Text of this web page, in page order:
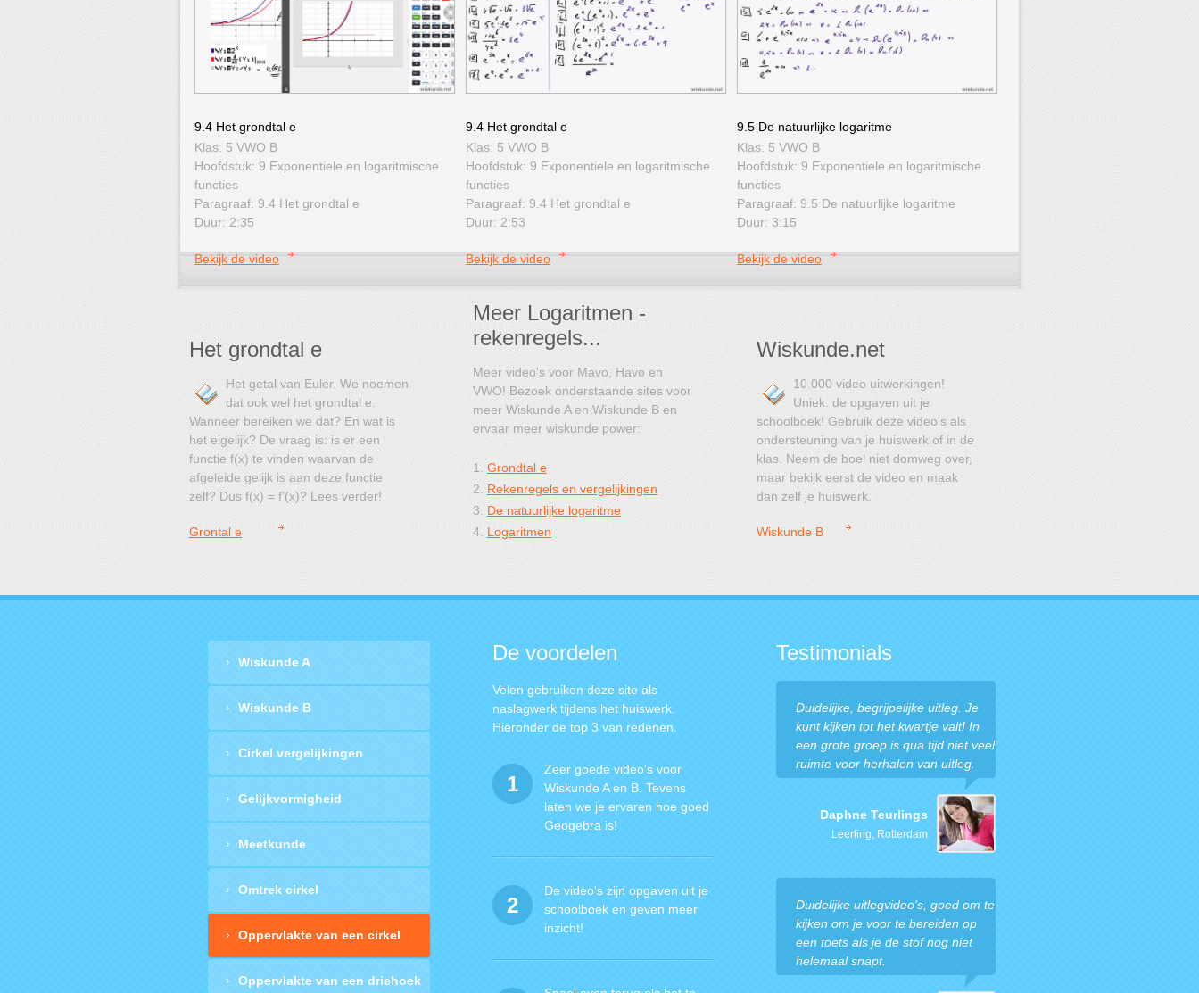
9.4 Het grondtal e
Klas: 5 VWO B
Hoofdstuk: 9 Exponentiele en logaritmische
functies
Paragraaf: 9.4 Het grondtal e
Duur: 2:35
Bekijk de video
9.4 Het grondtal e
Klas: 5 VWO B
Hoofdstuk: 9 Exponentiele en logaritmische
functies
Paragraaf: 9.4 Het grondtal e
Duur: 2:53
Bekijk de video
9.5 De natuurlijke logaritme
Klas: 5 VWO B
Hoofdstuk: 9 Exponentiele en logaritmische
functies
Paragraaf: 9.5 De natuurlijke logaritme
Duur: 3:15
Bekijk de video
Het grondtal e
Het getal van Euler. We noemen
dat ook wel het grondtal e.
Wanneer bereiken we dat? En wat is
het eigelijk? De vraag is: is er een
functie f(x) te vinden waarvan de
afgeleide gelijk is aan deze functie
zelf? Dus f(x) = f'(x)? Lees verder!
Grontal e
Meer Logaritmen -
rekenregels...
Meer video's voor Mavo, Havo en
VWO! Bezoek onderstaande sites voor
meer Wiskunde A en Wiskunde B en
ervaar meer wiskunde power:
1. Grondtal e
2. Rekenregels en vergelijkingen
3. De natuurlijke logaritme
4. Logaritmen
Wiskunde.net
10.000 video uitwerkingen!
Uniek: de opgaven uit je
schoolboek! Gebruik deze video's als
ondersteuning van je huiswerk of in de
klas. Neem de boel niet domweg over,
maar bekijk eerst de video en maak
dan zelf je huiswerk.
Wiskunde B
Wiskunde A
Wiskunde B
Cirkel vergelijkingen
Gelijkvormigheid
Meetkunde
Omtrek cirkel
Oppervlakte van een cirkel
Oppervlakte van een driehoek
De voordelen
Velen gebruiken deze site als
naslagwerk tijdens het huiswerk.
Hieronder de top 3 van redenen.
1
Zeer goede video's voor
Wiskunde A en B. Tevens
laten we je ervaren hoe goed
Geogebra is!
2
De video's zijn opgaven uit je
schoolboek en geven meer
inzicht!
Testimonials
Duidelijke, begrijpelijke uitleg. Je
kunt kijken tot het kwartje valt! In
een grote groep is qua tijd niet veel
ruimte voor herhalen van uitleg.
Daphne Teurlings
Leerling, Rotterdam
Duidelijke uitlegvideo's, goed om te
kijken om je voor te bereiden op
een toets als je de stof nog niet
helemaal snapt.